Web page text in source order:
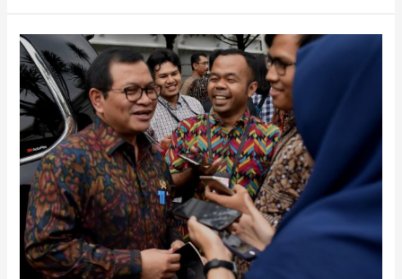
Terkait
Perpres
Tenaga
Kerja
Asing,
Ini
Klarifikasi
Pemerintah